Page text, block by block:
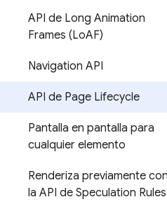
API de Long Animation
Frames (LoAF)
Navigation API
API de Page Lifecycle
Pantalla en pantalla para
cualquier elemento
Renderiza previamente con
la API de Speculation Rules